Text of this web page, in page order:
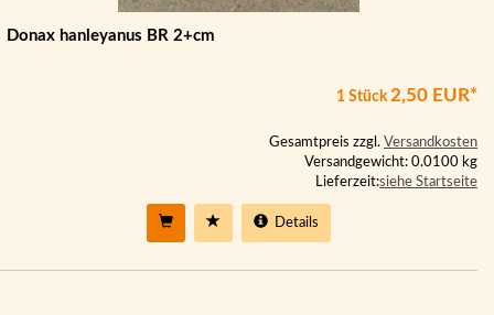
Donax hanleyanus BR 2+cm
1 Stück 2,50 EUR*
Gesamtpreis zzgl. Versandkosten
Versandgewicht: 0.0100 kg
Lieferzeit:siehe Startseite
Details